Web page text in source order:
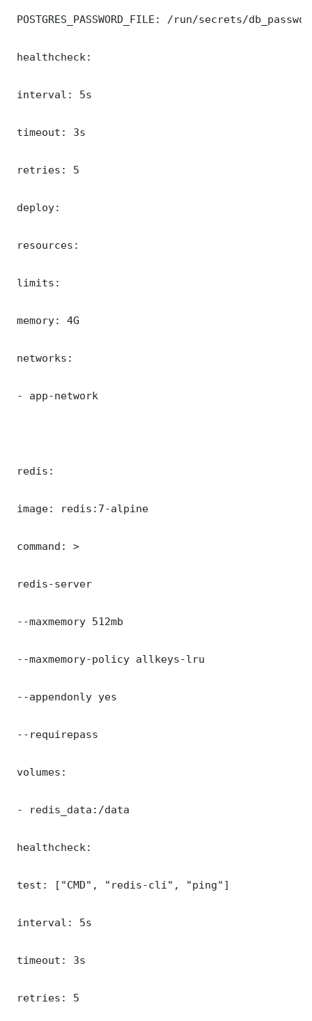
POSTGRES_PASSWORD_FILE: /run/secrets/
healthcheck:
interval: 5s
timeout: 3s
retries: 5
deploy:
resources:
limits:
memory: 4G
networks:
- app-network
redis:
image: redis:7-alpine
command: >
redis-server
--maxmemory 512mb
--maxmemory-policy allkeys-lru
--appendonly yes
--requirepass
volumes:
- redis_data:/data
healthcheck:
test: ["CMD", "redis-cli", "ping"]
interval: 5s
timeout: 3s
retries: 5